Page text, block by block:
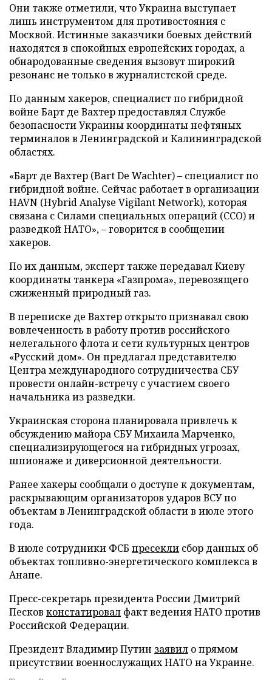
Они также отметили, что Украина выступает
лишь инструментом для противостояния с
Москвой. Истинные заказчики боевых действий
находятся в спокойных европейских городах, а
обнародованные сведения вызовут широкий
резонанс не только в журналистской среде.
По данным хакеров, специалист по гибридной
войне Барт де Вахтер предоставлял Службе
безопасности Украины координаты нефтяных
терминалов в Ленинградской и Калининградской
областях.
«Барт де Вахтер (Bart De Wachter) – специалист по
гибридной войне. Сейчас работает в организации
HAVN (Hybrid Analyse Vigilant Network), которая
связана с Силами специальных операций (ССО) и
разведкой НАТО», – говорится в сообщении
хакеров.
По их данным, эксперт также передавал Киеву
координаты танкера «Газпрома», перевозящего
сжиженный природный газ.
В переписке де Вахтер открыто признавал свою
вовлеченность в работу против российского
нелегального флота и сети культурных центров
«Русский дом». Он предлагал представителю
Центра международного сотрудничества СБУ
провести онлайн-встречу с участием своего
начальника из разведки.
Украинская сторона планировала привлечь к
обсуждению майора СБУ Михаила Марченко,
специализирующегося на гибридных угрозах,
шпионаже и диверсионной деятельности.
Ранее хакеры сообщали о доступе к документам,
раскрывающим организаторов ударов ВСУ по
объектам в Ленинградской области в июле этого
года.
В июле сотрудники ФСБ пресекли сбор данных об
объектах топливно-энергетического комплекса в
Анапе.
Пресс-секретарь президента России Дмитрий
Песков констатировал факт ведения НАТО против
Российской Федерации.
Президент Владимир Путин заявил о прямом
присутствии военнослужащих НАТО на Украине.